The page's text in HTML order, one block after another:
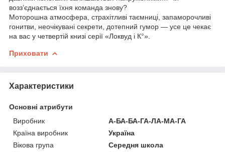
возз’єднається їхня команда знову?
Моторошна атмосфера, страхітливі таємниці, запаморочливі
гонитви, неочікувані секрети, дотепний гумор — усе це чекає
на вас у четвертій книзі серії «Локвуд і К°».
Приховати
Характеристики
Основні атрибути
Виробник
А-БА-БА-ГА-ЛА-МА-ГА
Країна виробник
Україна
Вікова група
Середня школа